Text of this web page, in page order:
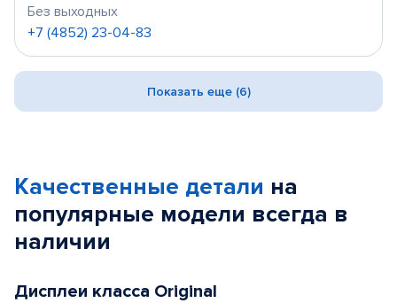
Без выходных
+7 (4852) 23-04-83
Показать еще (6)
Качественные детали на
популярные модели всегда в
наличии
Дисплеи класса Original